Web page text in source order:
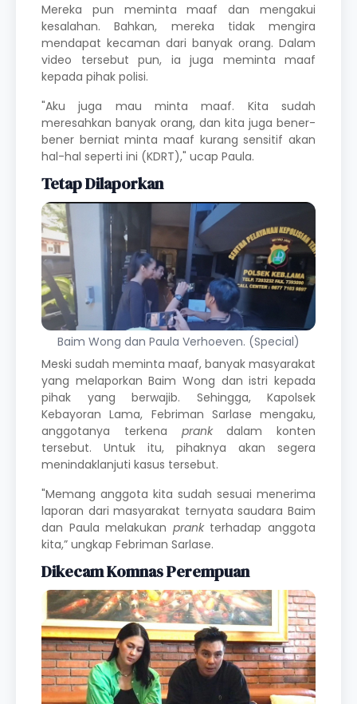
Mereka pun meminta maaf dan mengakui
kesalahan. Bahkan, mereka tidak mengira
mendapat kecaman dari banyak orang. Dalam
video tersebut pun, ia juga meminta maaf
kepada pihak polisi.
"Aku juga mau minta maaf. Kita sudah
meresahkan banyak orang, dan kita juga bener-
bener berniat minta maaf kurang sensitif akan
hal-hal seperti ini (KDRT)," ucap Paula.
Tetap Dilaporkan
Baim Wong dan Paula Verhoeven. (Special)
Meski sudah meminta maaf, banyak masyarakat
yang melaporkan Baim Wong dan istri kepada
pihak yang berwajib. Sehingga, Kapolsek
Kebayoran Lama, Febriman Sarlase mengaku,
anggotanya terkena prankdalam konten
tersebut. Untuk itu, pihaknya akan segera
menindaklanjuti kasus tersebut.
"Memang anggota kita sudah sesuai menerima
laporan dari masyarakat ternyata saudara Baim
dan Paula melakukan prankterhadap anggota
kita,” ungkap Febriman Sarlase.
Dikecam Komnas Perempuan